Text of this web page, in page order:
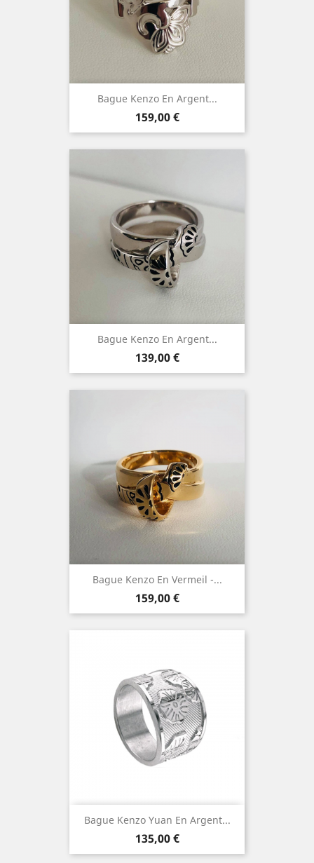
Bague Kenzo En Argent...
Prix
159,00 €
Bague Kenzo En Argent...
Prix
139,00 €
Bague Kenzo En Vermeil -...
Prix
159,00 €
Bague Kenzo Yuan En Argent...
Prix
135,00 €